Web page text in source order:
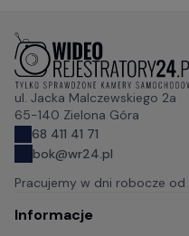
ul. Jacka Malczewskiego 2a
65-140 Zielona Góra
68 411 41 71
bok@wr24.pl
Pracujemy w dni robocze od
Informacje